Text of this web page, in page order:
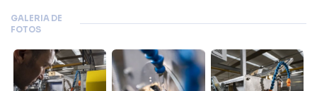
GALERIA DE
FOTOS